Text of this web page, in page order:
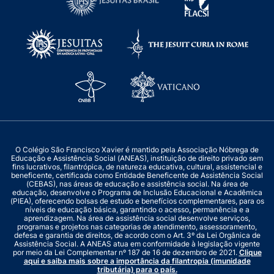
O Colégio São Francisco Xavier é mantido pela Associação Nóbrega de
Educação e Assistência Social (ANEAS), instituição de direito privado sem
fins lucrativos, filantrópica, de natureza educativa, cultural, assistencial e
beneficente, certificada como Entidade Beneficente de Assistência Social
(CEBAS), nas áreas de educação e assistência social. Na área de
educação, desenvolve o Programa de Inclusão Educacional e Acadêmica
(PIEA), oferecendo bolsas de estudo e benefícios complementares, para os
níveis de educação básica, garantindo o acesso, permanência e a
aprendizagem. Na área de assistência social desenvolve serviços,
programas e projetos nas categorias de atendimento, assessoramento,
defesa e garantia de direitos, de acordo com o Art. 3º da Lei Orgânica de
Assistência Social. A ANEAS atua em conformidade à legislação vigente
por meio da Lei Complementar nº 187 de 16 de dezembro de 2021. Clique
aqui e saiba mais sobre a importância da filantropia (imunidade
tributária) para o país.